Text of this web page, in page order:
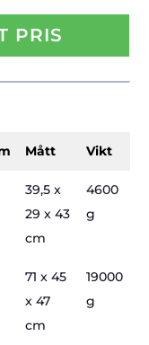
PRIS
Mått Vikt
39,5 x
29 x 43
cm
4600
g
71 x 45
x 47
cm
19000
g